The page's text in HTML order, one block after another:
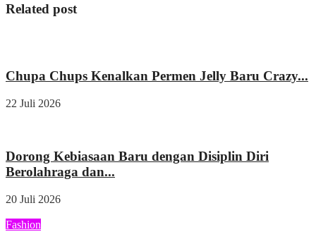
Related post
Chupa Chups Kenalkan Permen Jelly Baru Crazy...
22 Juli 2026
Dorong Kebiasaan Baru dengan Disiplin Diri
Berolahraga dan...
20 Juli 2026
Fashion